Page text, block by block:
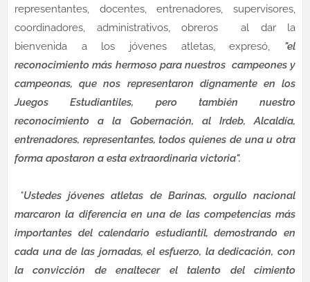
representantes, docentes, entrenadores, supervisores,
coordinadores, administrativos, obreros al dar la
bienvenida a los jóvenes atletas, expresó, "el
reconocimiento más hermoso para nuestros campeones y
campeonas, que nos representaron dignamente en los
Juegos Estudiantiles, pero también nuestro
reconocimiento a la Gobernación, al Irdeb, Alcaldía,
entrenadores, representantes, todos quienes de una u otra
forma apostaron a esta extraordinaria victoria".
"Ustedes jóvenes atletas de Barinas, orgullo nacional
marcaron la diferencia en una de las competencias más
importantes del calendario estudiantil, demostrando en
cada una de las jornadas, el esfuerzo, la dedicación, con
la convicción de enaltecer el talento del cimiento